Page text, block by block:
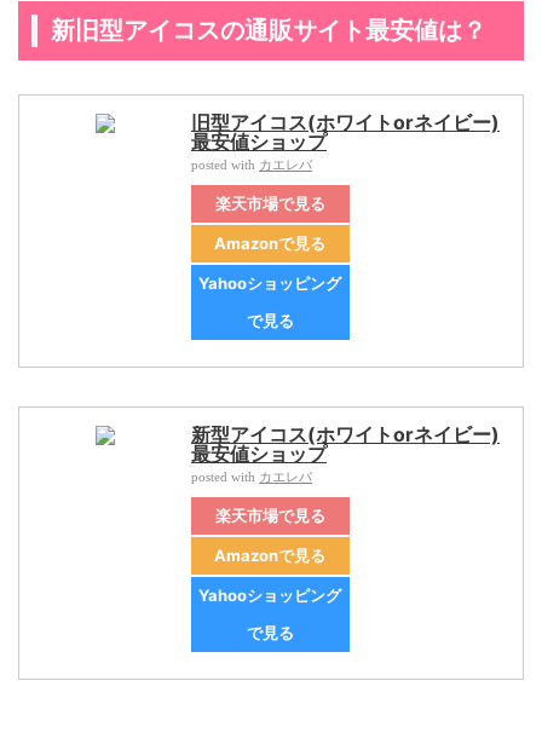
新旧型アイコスの通販サイト最安値は？
旧型アイコス(ホワイトorネイビー)
最安値ショップ
posted with カエレバ
楽天市場で見る
Amazonで見る
Yahooショッピング
で見る
新型アイコス(ホワイトorネイビー)
最安値ショップ
posted with カエレバ
楽天市場で見る
Amazonで見る
Yahooショッピング
で見る